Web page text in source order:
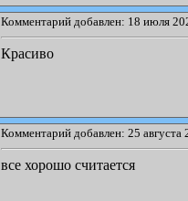
Комментарий добавлен: 18 июля
Красиво
Комментарий добавлен: 25 августа
все хорошо считается